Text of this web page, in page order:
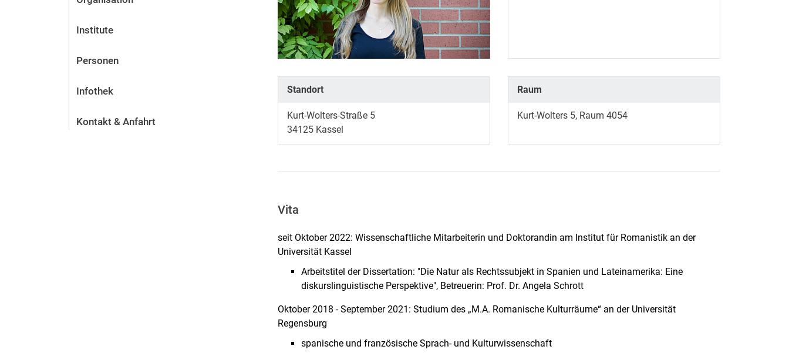
Institute
Personen
Infothek
Kontakt & Anfahrt
Standort
Kurt-Wolters-Straße 5
34125 Kassel
Raum
Kurt-Wolters 5, Raum 4054
Vita
seit Oktober 2022: Wissenschaftliche Mitarbeiterin und Doktorandin am Institut für Romanistik an der
Universität Kassel
Arbeitstitel der Dissertation: "Die Natur als Rechtssubjekt in Spanien und Lateinamerika: Eine
diskurslinguistische Perspektive", Betreuerin: Prof. Dr. Angela Schrott
Oktober 2018 - September 2021: Studium des „M.A. Romanische Kulturräume“ an der Universität
Regensburg
spanische und französische Sprach- und Kulturwissenschaft